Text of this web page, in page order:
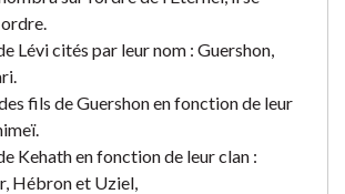
Lévi cités par leur nom : Guershon,
fils de Guershon en fonction de leur
Kehath en fonction de leur clan :
Hébron et Uziel,